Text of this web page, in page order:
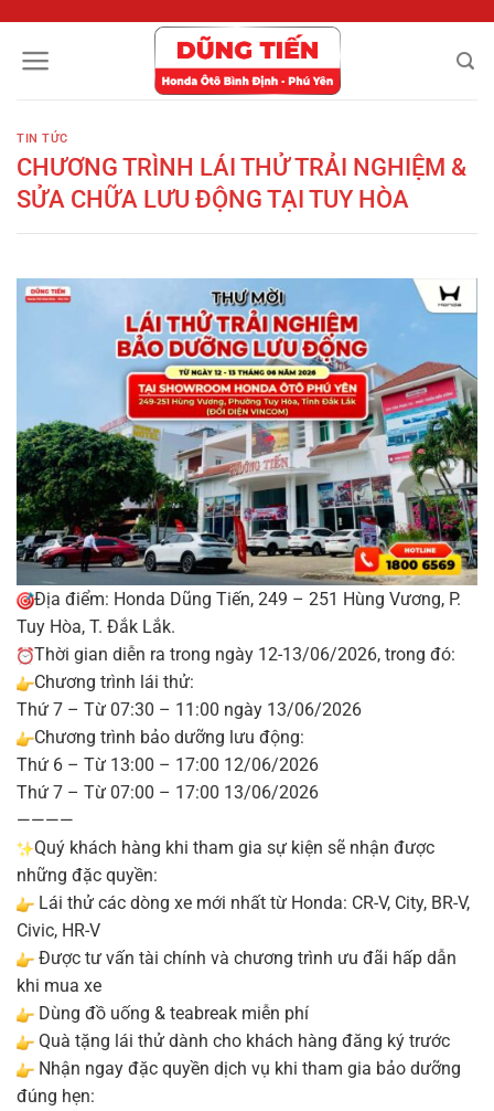
nội
TIN TỨC
CHƯƠNG TRÌNH LÁI THỬ TRẢI NGHIỆM &
SỬA CHỮA LƯU ĐỘNG TẠI TUY HÒA
Địa điểm: Honda Dũng Tiến, 249 – 251 Hùng Vương, P.
Tuy Hòa, T. Đắk Lắk.
Thời gian diễn ra trong ngày 12-13/06/2026, trong đó:
Chương trình lái thử:
Thứ 7 – Từ 07:30 – 11:00 ngày 13/06/2026
Chương trình bảo dưỡng lưu động:
Thứ 6 – Từ 13:00 – 17:00 12/06/2026
Thứ 7 – Từ 07:00 – 17:00 13/06/2026
————
Quý khách hàng khi tham gia sự kiện sẽ nhận được
những đặc quyền:
Lái thử các dòng xe mới nhất từ Honda: CR-V, City, BR-V,
Civic, HR-V
Được tư vấn tài chính và chương trình ưu đãi hấp dẫn
khi mua xe
Dùng đồ uống & teabreak miễn phí
Quà tặng lái thử dành cho khách hàng đăng ký trước
Nhận ngay đặc quyền dịch vụ khi tham gia bảo dưỡng
đúng hẹn: